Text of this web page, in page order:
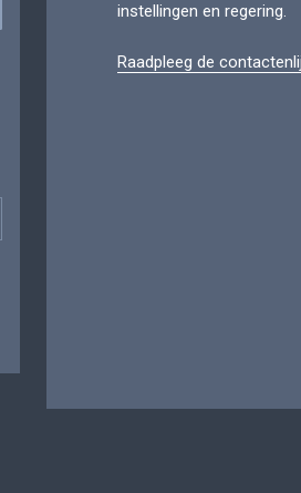
instellingen en regering.
Raadpleeg de